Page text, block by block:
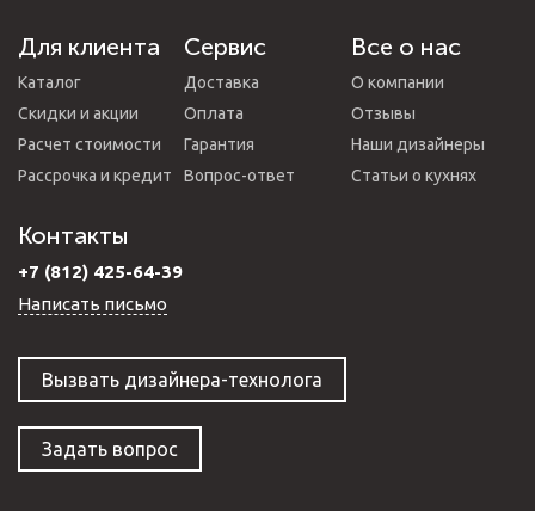
Для клиента
Каталог
Скидки и акции
Расчет стоимости
Рассрочка и кредит
Сервис
Доставка
Оплата
Гарантия
Вопрос-ответ
Все о нас
О компании
Отзывы
Наши дизайнеры
Статьи о кухнях
Контакты
+7 (812) 425-64-39
Написать письмо
Вызвать дизайнера-технолога
Задать вопрос